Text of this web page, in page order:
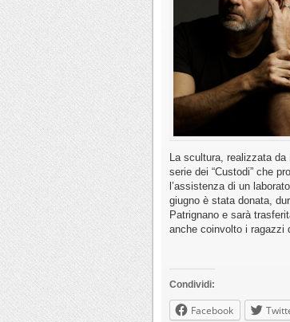
La scultura, realizzata
serie dei “Custodi” che
l’assistenza di un
giugno è stata donata,
Patrignano e sarà
anche coinvolto i ragazzi
Condividi:
Facebook